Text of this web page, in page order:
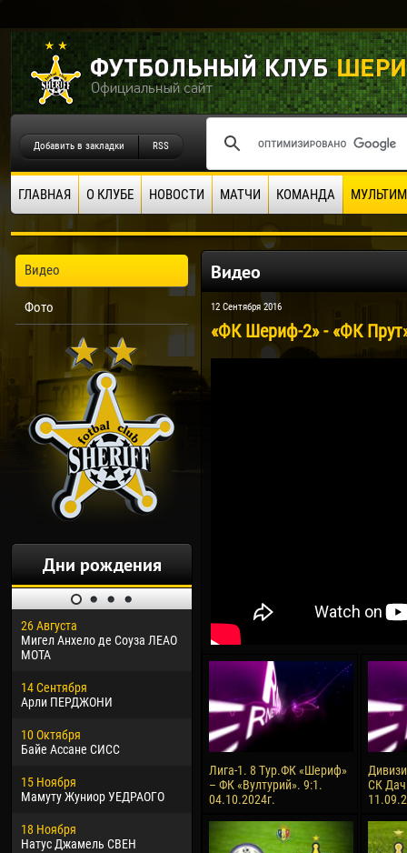
Добавить в закладки RSS
ГЛАВНАЯ О КЛУБЕ НОВОСТИ МАТЧИ КОМАНДА
Видео
Фото
Дни рождения
26 Августа
Мигел Анхело де Соуза ЛЕАО
МОТА
14 Сентября
Арли ПЕРДЖОНИ
10 Октября
Байе Ассане СИСС
15 Ноября
Мамуту Жуниор УЕДРАОГО
18 Ноября
Натус Джамель СВЕН
30 Января
Дорасо Морео КЛАС
24 Февраля
Владислав КОСТИН
02 Марта
Вячеслав КОЗМА
09 Марта
Эммануэль АФЕТСЕ
Хайдер Морено АСПРИЛЬЯ
04
13
24
15
Видео
12 Сентября 2016
«ФК Шериф-2» - «ФК
Лига-1. 8 Тур.ФК «Шериф»
– ФК «Вултурий». 9:1.
04.10.2024г.
СК